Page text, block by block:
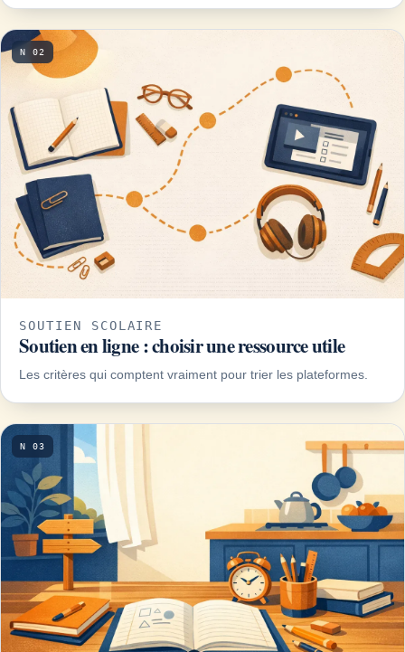
N 02
SOUTIEN SCOLAIRE
Soutien en ligne : choisir une ressource utile
Les critères qui comptent vraiment pour trier les plateformes.
N 03